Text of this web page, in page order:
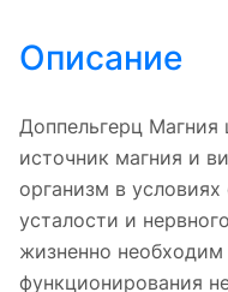
Описание
Доппельгерц
источник магния и
организм в
усталости и
жизненно
функционирования